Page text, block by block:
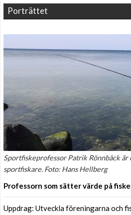
Porträttet
Sportfiskeprofessor Patrik Rönnbäck är
sportfiskare. Foto: Hans Hellberg
Professorn som sätter värde på
Uppdrag: Utveckla föreningarna och